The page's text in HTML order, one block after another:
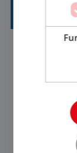
uit ons
INKOPER
is dat?
BEKIJK